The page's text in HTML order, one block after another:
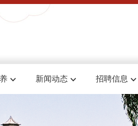
新闻动态 招聘信息